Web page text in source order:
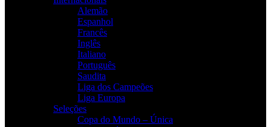
Alemão
Espanhol
Francês
Inglês
Italiano
Português
Saudita
Liga dos Campeões
Liga Europa
Seleções
Copa do Mundo – Única